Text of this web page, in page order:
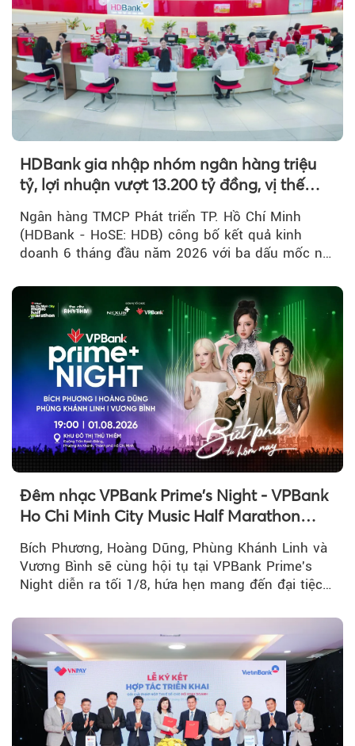
HDBank gia nhập nhóm ngân hàng triệu
tỷ, lợi nhuận vượt 13.200 tỷ đồng, vị thế
mới trên thị trường vốn quốc tế
Ngân hàng TMCP Phát triển TP. Hồ Chí Minh
(HDBank - HoSE: HDB) công bố kết quả kinh
doanh 6 tháng đầu năm 2026 với ba dấu mốc nổi
Đêm nhạc VPBank Prime's Night - VPBank
Ho Chi Minh City Music Half Marathon
Bích Phương, Hoàng Dũng, Phùng Khánh Linh và
Vương Bình sẽ cùng hội tụ tại VPBank Prime's
Night diễn ra tối 1/8, hứa hẹn mang đến đại tiệc